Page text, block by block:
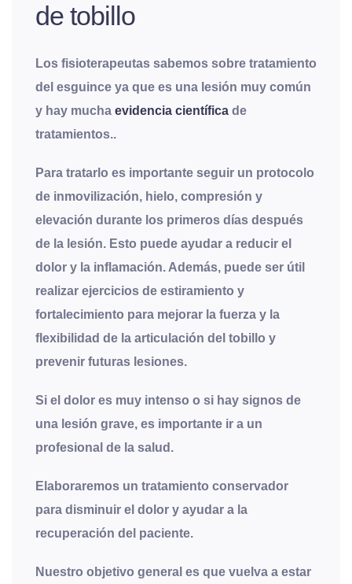
de tobillo
Los fisioterapeutas sabemos sobre tratamiento
del esguince ya que es una lesión muy común
y hay mucha evidencia científica de
tratamientos..
Para tratarlo es importante seguir un protocolo
de inmovilización, hielo, compresión y
elevación durante los primeros días después
de la lesión. Esto puede ayudar a reducir el
dolor y la inflamación. Además, puede ser útil
realizar ejercicios de estiramiento y
fortalecimiento para mejorar la fuerza y la
flexibilidad de la articulación del tobillo y
prevenir futuras lesiones.
Si el dolor es muy intenso o si hay signos de
una lesión grave, es importante ir a un
profesional de la salud.
Elaboraremos un tratamiento conservador
para disminuir el dolor y ayudar a la
recuperación del paciente.
Nuestro objetivo general es que vuelva a estar